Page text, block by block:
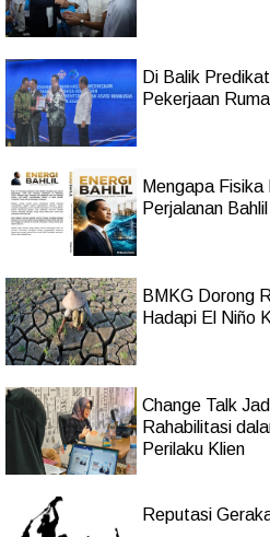
Di Balik
Pekerjaan
Mengapa
Perjalanan
BMKG Dorong
Hadapi El Niño
Change Talk
Rahabilitasi
Perilaku Klien
Reputasi